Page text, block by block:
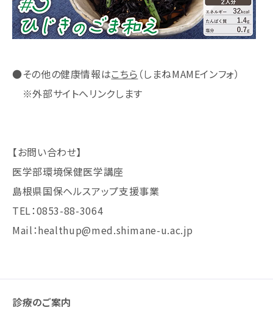
●その他の健康情報はこちら （しまねMAMEインフォ）
※外部サイトへリンクします
【お問い合わせ】
医学部環境保健医学講座
島根県国保ヘルスアップ支援事業
TEL：0853-88-3064
Mail：healthup@med.shimane-u.ac.jp
診療のご案内